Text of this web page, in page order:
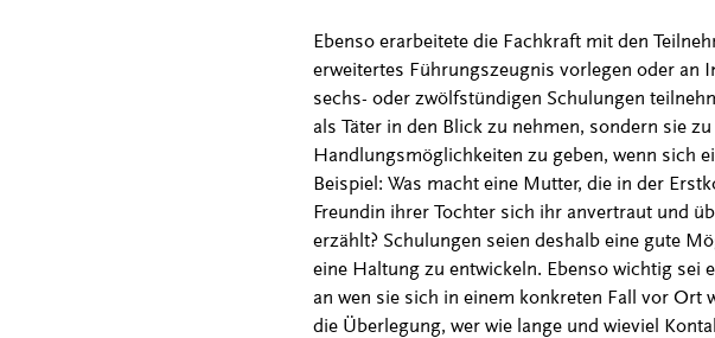
Ebenso erarbeitete die Fachkraft mit den
erweitertes Führungszeugnis vorlegen oder an
sechs- oder zwölfstündigen Schulungen
als Täter in den Blick zu nehmen, sondern sie
Handlungsmöglichkeiten zu geben, wenn sich
Beispiel: Was macht eine Mutter, die in der
Freundin ihrer Tochter sich ihr anvertraut und
erzählt? Schulungen seien deshalb eine gute
eine Haltung zu entwickeln. Ebenso wichtig sei
an wen sie sich in einem konkreten Fall vor
die Überlegung, wer wie lange und wieviel